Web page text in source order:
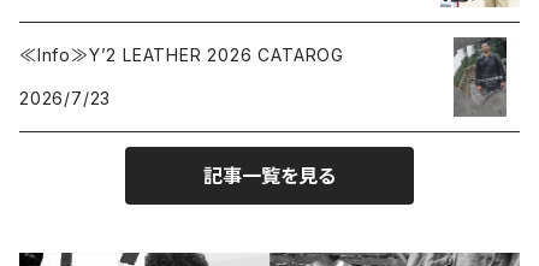
CONVERSE
Crescent Down Works
本、写真集
≪Info≫Y’2 LEATHER 2026 CATAROG
2026/7/23
記事一覧を見る